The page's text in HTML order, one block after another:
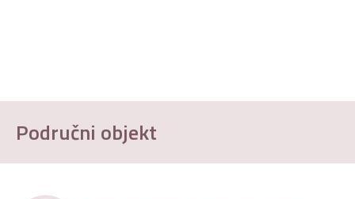
Područni objekt